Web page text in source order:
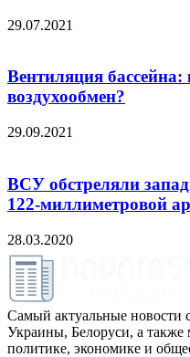
29.07.2021
Вентиляция бассейна:
воздухообмен?
29.09.2021
ВСУ обстреляли
122-миллиметровой
28.03.2020
Самый актуальные новости
Украины, Белоруси, а
политике, экономике и